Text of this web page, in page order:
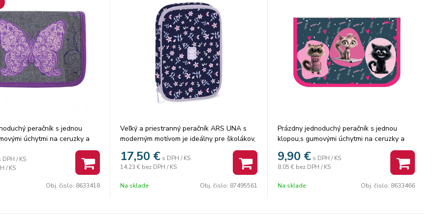
peračník s jednou
úchytmi na ceruzky a
na suchý zips vhodným na
a prepážkou s priehľadnou
hodín. Výška 20,0 cm
DPH / KS
/ KS
Obj. čislo: 8633418
Veľký a priestranný peračník ARS UNA s
moderným motívom je ideálny pre školákov,
ktorí chcú mať svoje školské potreby vždy
prehľadne usporiadané.
Vďaka premyslenému vnútornému členeniu
ceruziek až po drobnosti, ktoré musia byť
17,50 € s DPH / KS
14,23 € bez DPH / KS
Na sklade Obj. čislo: 87495561
Prázdny jednoduchý peračník s jednou
klopou,s gumovými úchytmi na ceruzky a
perá, vreckom na suchý zips vhodným na
peniaze, gumu a prepážkou s priehľadnou
fóliou a rozvrhom hodín. Výška 20,0 cm
Hĺbka 4,0 cm
9,90 € s DPH / KS
8,05 € bez DPH / KS
Na sklade Obj. čislo: 8633466